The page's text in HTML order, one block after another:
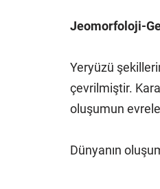
Jeomorfoloji-
Yeryüzü
çevrilmiştir.
oluşumun
Dünyanın